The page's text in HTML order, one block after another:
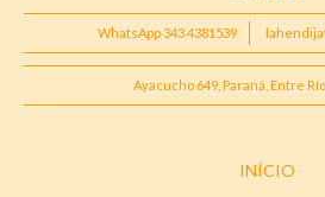
WhatsApp 343 4381539
Ayacucho 649, Paraná, Entre
INÍCIO